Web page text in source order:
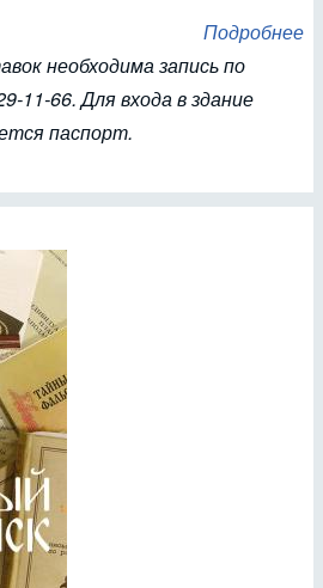
Подробнее
необходима запись по
11-66. Для входа в здание
паспорт.